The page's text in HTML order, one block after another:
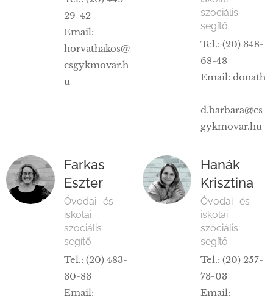
29-42
Email:
horvathakos@
csgykmovar.h
u
szociális
segítő
Tel.: (20) 348-
68-48
Email: donath
-
d.barbara@cs
gykmovar.hu
Farkas
Eszter
Óvodai- és
iskolai
szociális
segítő
Tel.: (20) 483-
30-83
Email:
Hanák
Krisztina
Óvodai- és
iskolai
szociális
segítő
Tel.: (20) 257-
73-03
Email: